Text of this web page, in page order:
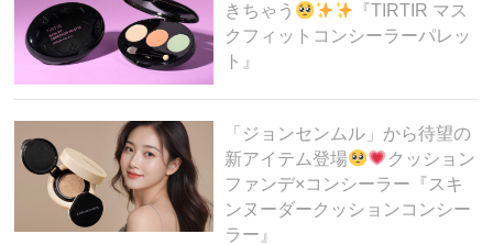
きちゃう
『TIRTIR マス
クフィットコンシーラーパレッ
ト』
「ジョンセンムル」から待望の
新アイテム登場
クッション
ファンデ×コンシーラー『スキ
ンヌーダークッションコンシー
ラー』